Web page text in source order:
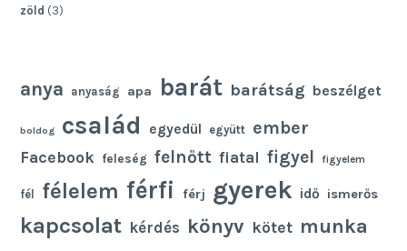
zöld (3)
anya anyaság apa barát barátság beszélget
boldog család egyedül együtt ember
Facebook feleség felnőtt fiatal figyel figyelem
fél félelem férfi férj gyerek idő ismerős
kapcsolat kérdés könyv kötet munka